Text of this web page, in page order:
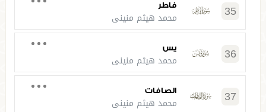
35 فاطر
محمد هيثم منيني
36 يس
محمد هيثم منيني
37 الصافات
محمد هيثم منيني